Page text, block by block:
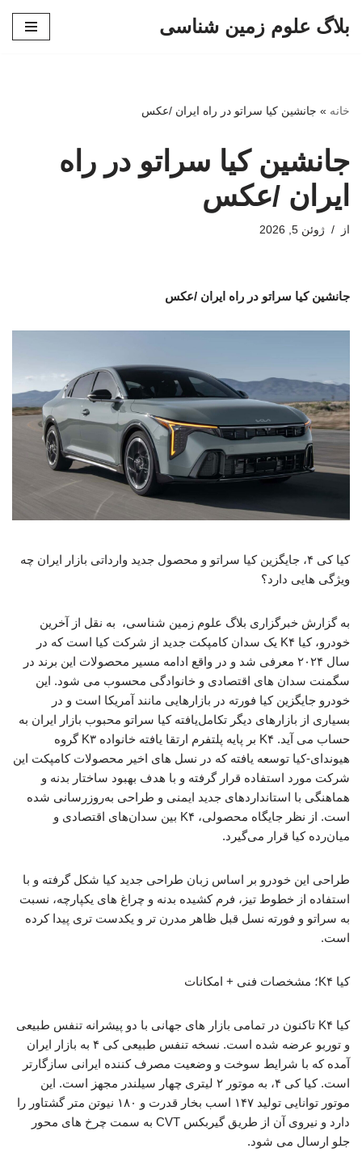
بلاگ علوم زمین شناسی
خانه » جانشین کیا سراتو در راه ایران /عکس
جانشین کیا سراتو در راه
ایران /عکس
از ژوئن 5, 2026
جانشین کیا سراتو در راه ایران /عکس
کیا کی ۴، جایگزین کیا سراتو و محصول جدید وارداتی بازار ایران چه
ویژگی هایی دارد؟
به گزارش خبرگزاری بلاگ علوم زمین شناسی، ‌ به نقل از آخرین
خودرو، کیا K۴ یک سدان کامپکت جدید از شرکت کیا است که در
سال ۲۰۲۴ معرفی شد و در واقع ادامه مسیر محصولات این برند در
سگمنت سدان‌ های اقتصادی و خانوادگی محسوب می‌ شود. این
خودرو جایگزین کیا فورته در بازارهایی مانند آمریکا است و در
بسیاری از بازارهای دیگر تکامل‌یافته کیا سراتو محبوب بازار ایران به
حساب می آید. K۴ بر پایه پلتفرم ارتقا یافته خانواده K۳ گروه
هیوندای-کیا توسعه یافته که در نسل‌ های اخیر محصولات کامپکت این
شرکت مورد استفاده قرار گرفته و با هدف بهبود ساختار بدنه و
هماهنگی با استانداردهای جدید ایمنی و طراحی به‌روزرسانی شده
است. از نظر جایگاه محصولی، K۴ بین سدان‌های اقتصادی و
میان‌رده کیا قرار می‌گیرد.
طراحی این خودرو بر اساس زبان طراحی جدید کیا شکل گرفته و با
استفاده از خطوط تیز، فرم کشیده بدنه و چراغ‌ های یکپارچه، نسبت
به سراتو و فورته نسل قبل ظاهر مدرن‌ تر و یکدست‌ تری پیدا کرده
است.
کیا K۴؛ مشخصات فنی + امکانات
کیا K۴ تاکنون در تمامی بازار های جهانی با دو پیشرانه تنفس طبیعی
و توربو عرضه شده است. نسخه تنفس طبیعی کی ۴ به بازار ایران
آمده که با شرایط سوخت و وضعیت مصرف کننده ایرانی سازگارتر
است. کیا کی ۴، به موتور ۲ لیتری چهار سیلندر مجهز است. این
موتور توانایی تولید ۱۴۷ اسب بخار قدرت و ۱۸۰ نیوتن متر گشتاور را
دارد و نیروی آن از طریق گیربکس CVT به سمت چرخ های محور
جلو ارسال می شود.